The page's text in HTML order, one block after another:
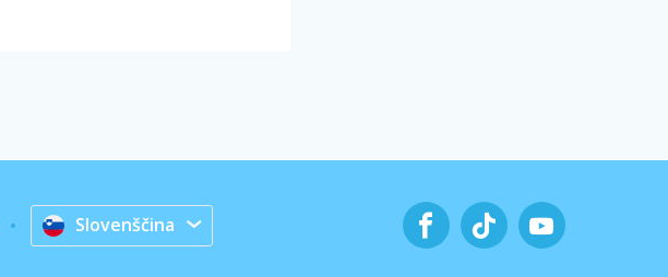
Slovenščina